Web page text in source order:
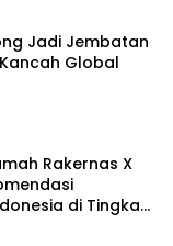
Jadi Jembatan
Global
Rakernas X
di Tingkat